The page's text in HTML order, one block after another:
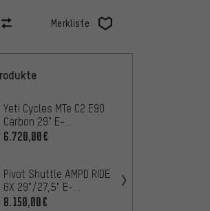
Merkliste
Yeti Cycles MTe C2 E90
Carbon 29" E-
Mountainbike
6.720,00€
Pivot Shuttle AMPD RIDE
GX 29"/27,5" E-
Mountainbike
8.150,00€